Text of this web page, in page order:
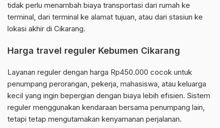
tidak perlu menambah biaya transportasi dari rumah ke
terminal, dari terminal ke alamat tujuan, atau dari stasiun ke
lokasi akhir di Cikarang.
Harga travel reguler Kebumen Cikarang
Layanan reguler dengan harga Rp450.000 cocok untuk
penumpang perorangan, pekerja, mahasiswa, atau keluarga
kecil yang ingin bepergian dengan biaya lebih efisien. Sistem
reguler menggunakan kendaraan bersama penumpang lain,
tetapi tetap mengutamakan kenyamanan perjalanan.